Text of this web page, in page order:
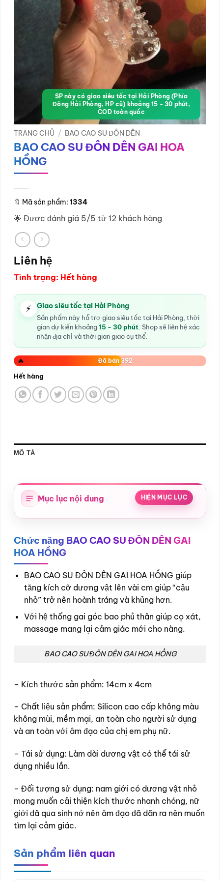
SP này có giao siêu tốc tại Hải Phòng (Phía
Đông Hải Phòng, HP cũ) khoảng 15 - 30 phút,
COD toàn quốc
TRANG CHỦ / BAO CAO SU ĐÔN DÊN
BAO CAO SU ĐÔN DÊN GAI HOA
HỒNG
🔖 Mã sản phẩm: 1334
🌟 Được đánh giá 5/5 từ 12 khách hàng
Liên hệ
Tình trạng: Hết hàng
⚡ Giao siêu tốc tại Hải Phòng
Sản phẩm này hỗ trợ giao siêu tốc tại Hải Phòng, thời
gian dự kiến khoảng15 - 30 phút . Shop sẽ liên hệ xác
nhận địa chỉ và thời gian giao cụ thể.
🔥 Đã bán 392
Hết hàng
MÔ TẢ
Mục lục nội dung HIỆN MỤC LỤC
Chức năng BAO CAO SU ĐÔN DÊN GAI
HOA HỒNG
BAO CAO SU ĐÔN DÊN GAI HOA HỒNG giúp
tăng kích cỡ dương vật lên vài cm giúp “cậu
nhỏ” trở nên hoành tráng và khủng hơn.
Với hệ thống gai góc bao phủ thân giúp cọ xát,
massage mang lại cảm giác mới cho nàng.
BAO CAO SU ĐÔN DÊN GAI HOA HỒNG
– Kích thước sản phẩm: 14cm x 4cm
– Chất liệu sản phẩm: Silicon cao cấp không màu
không mùi, mềm mại, an toàn cho người sử dụng
và an toàn với âm đạo của chị em phụ nữ.
– Tái sử dụng: Làm dài dương vật có thể tái sử
dụng nhiều lần.
– Đối tượng sử dụng: nam giới có dương vật nhỏ
mong muốn cải thiện kích thước nhanh chóng, nữ
giới đã qua sinh nở nên âm đạo đã dãn ra nên muốn
tìm lại cảm giác.
Sản phẩm liên quan